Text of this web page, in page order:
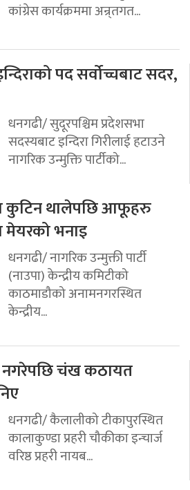
कांग्रेस कार्यक्रममा अन्र्तगत...
पद सर्वोच्चबाट सदर,
धनगढी/ सुदूरपश्चिम प्रदेशसभा
सदस्यबाट इन्दिरा गिरीलाई हटाउने
नागरिक उन्मुक्ति पार्टीको...
कुटिन थालेपछि आफूहरु
मेयरको भनाइ
धनगढी/ नागरिक उन्मुक्ती पार्टी
(नाउपा) केन्द्रीय कमिटीको
काठमाडौको अनामनगरस्थित
केन्द्रीय...
नगरेपछि चंख कठायत
धनगढी/ कैलालीको टीकापुरस्थित
कालाकुण्डा प्रहरी चौकीका इन्चार्ज
वरिष्ठ प्रहरी नायब...